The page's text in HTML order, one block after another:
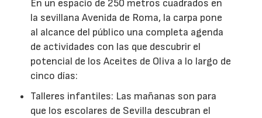
En un espacio de 250 metros cuadrados en
la sevillana Avenida de Roma, la carpa pone
al alcance del público una completa agenda
de actividades con las que descubrir el
potencial de los Aceites de Oliva a lo largo de
cinco días:
Talleres infantiles: Las mañanas son para
que los escolares de Sevilla descubran el